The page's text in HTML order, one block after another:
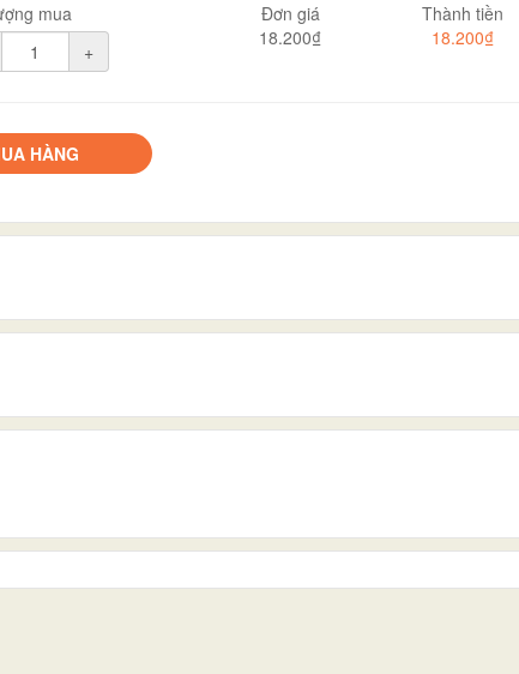
mua
+
Đơn giá
18.200₫
Thành tiền
18.200₫
HÀNG